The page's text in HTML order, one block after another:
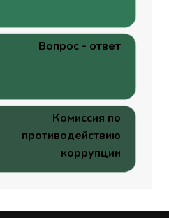
Вопрос - ответ
Комиссия по
противодействию
коррупции